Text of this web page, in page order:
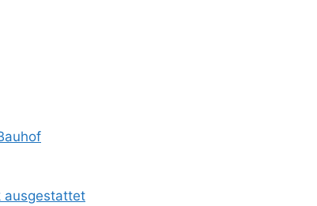
ausgestattet